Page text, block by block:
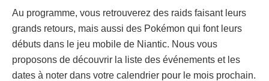
Au programme, vous retrouverez des raids faisant leurs
grands retours, mais aussi des Pokémon qui font leurs
débuts dans le jeu mobile de Niantic. Nous vous
proposons de découvrir la liste des événements et les
dates à noter dans votre calendrier pour le mois prochain.